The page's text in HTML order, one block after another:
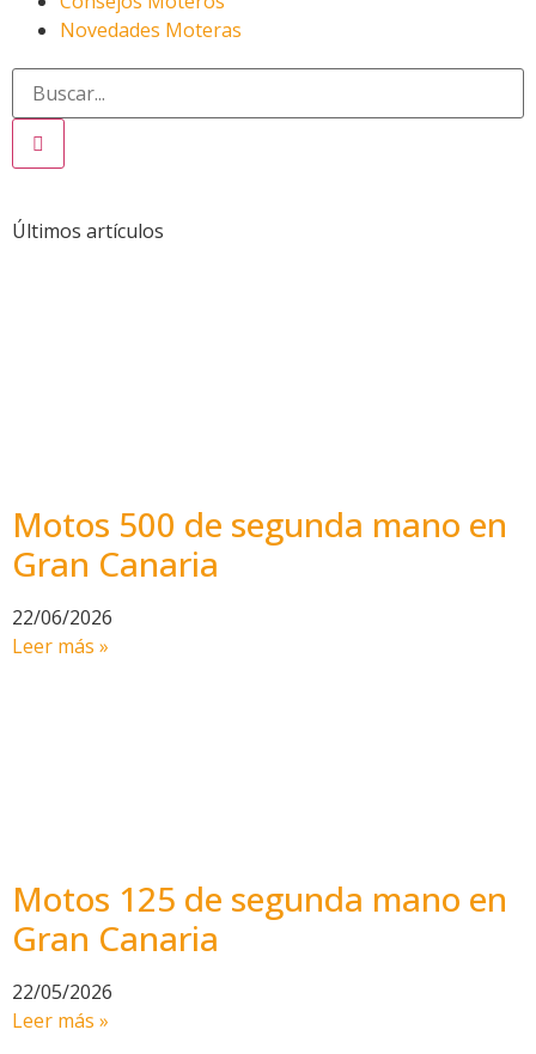
Novedades Moteras
Últimos artículos
Motos 500 de segunda mano en
Gran Canaria
22/06/2026
Leer más »
Motos 125 de segunda mano en
Gran Canaria
22/05/2026
Leer más »